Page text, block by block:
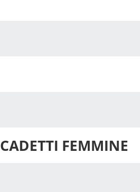
CADETTI FEMMINE